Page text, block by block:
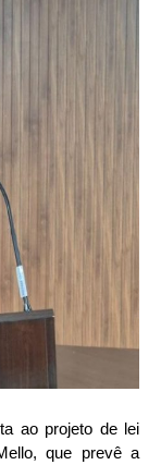
ao projeto de lei
que prevê a